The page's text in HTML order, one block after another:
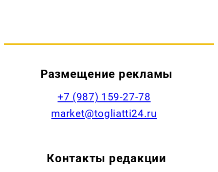
Размещение рекламы
+7 (987) 159-27-78
market@togliatti24.ru
Контакты редакции